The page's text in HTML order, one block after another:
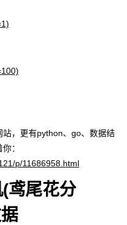
，更有python、go、数据结
：
p/11686958.html
鸢尾花分